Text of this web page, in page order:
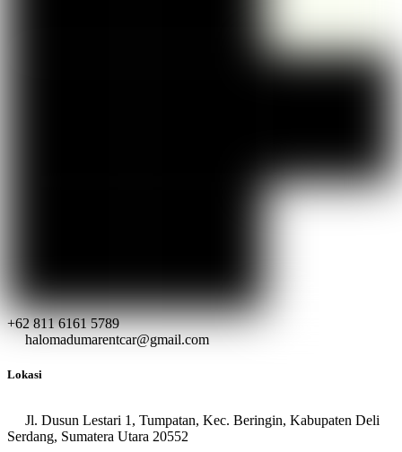
+62 811 6161 5789
halomadumarentcar@gmail.com
Lokasi
Jl. Dusun Lestari 1, Tumpatan, Kec. Beringin, Kabupaten Deli
Serdang, Sumatera Utara 20552